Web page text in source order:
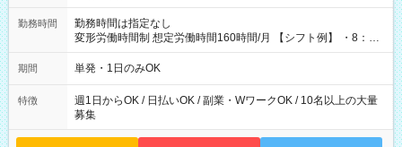
勤務時間
勤務時間は指定なし
変形労働時間制 想定労働時間160時間/月 【シフト例】 ・8：00
～21：00
期間 単発・1日のみOK
特徴
週1日からOK / 日払いOK / 副業・WワークOK / 10名以上の大量
募集